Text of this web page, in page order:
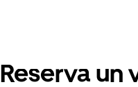
Reserva un